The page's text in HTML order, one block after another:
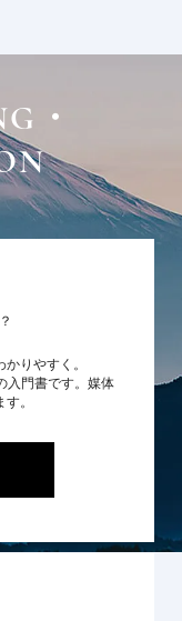
・
りやすく。
入門書です。媒体
。